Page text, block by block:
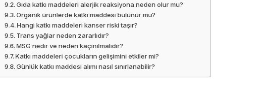
Gıda katkı maddeleri alerjik reaksiyona neden olur mu?
Organik ürünlerde katkı maddesi bulunur mu?
Hangi katkı maddeleri kanser riski taşır?
Trans yağlar neden zararlıdır?
MSG nedir ve neden kaçınılmalıdır?
Katkı maddeleri çocukların gelişimini etkiler mi?
Günlük katkı maddesi alımı nasıl sınırlanabilir?